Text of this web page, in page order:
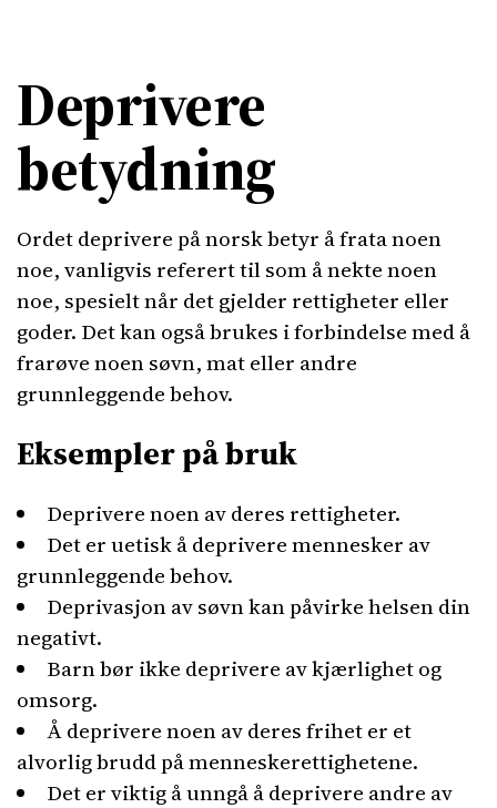
Deprivere
betydning
Ordet deprivere på norsk betyr å frata noen
noe, vanligvis referert til som å nekte noen
noe, spesielt når det gjelder rettigheter eller
goder. Det kan også brukes i forbindelse med å
frarøve noen søvn, mat eller andre
grunnleggende behov.
Eksempler på bruk
Deprivere noen av deres rettigheter.
Det er uetisk å deprivere mennesker av
grunnleggende behov.
Deprivasjon av søvn kan påvirke helsen din
negativt.
Barn bør ikke deprivere av kjærlighet og
omsorg.
Å deprivere noen av deres frihet er et
alvorlig brudd på menneskerettighetene.
Det er viktig å unngå å deprivere andre av